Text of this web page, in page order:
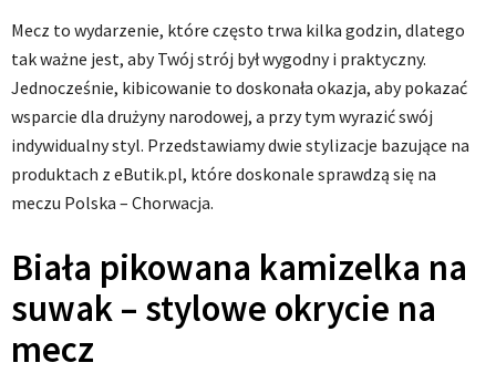
Mecz to wydarzenie, które często trwa kilka godzin, dlatego
tak ważne jest, aby Twój strój był wygodny i praktyczny.
Jednocześnie, kibicowanie to doskonała okazja, aby pokazać
wsparcie dla drużyny narodowej, a przy tym wyrazić swój
indywidualny styl. Przedstawiamy dwie stylizacje bazujące na
produktach z eButik.pl, które doskonale sprawdzą się na
meczu Polska – Chorwacja.
Biała pikowana kamizelka na
suwak – stylowe okrycie na
mecz